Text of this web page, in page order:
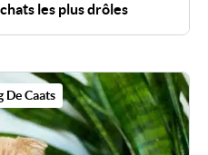
les plus drôles
De Caats